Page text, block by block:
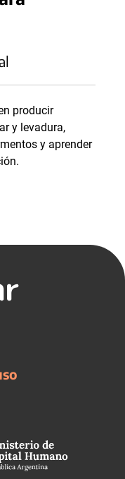
producir
y levadura,
y aprender